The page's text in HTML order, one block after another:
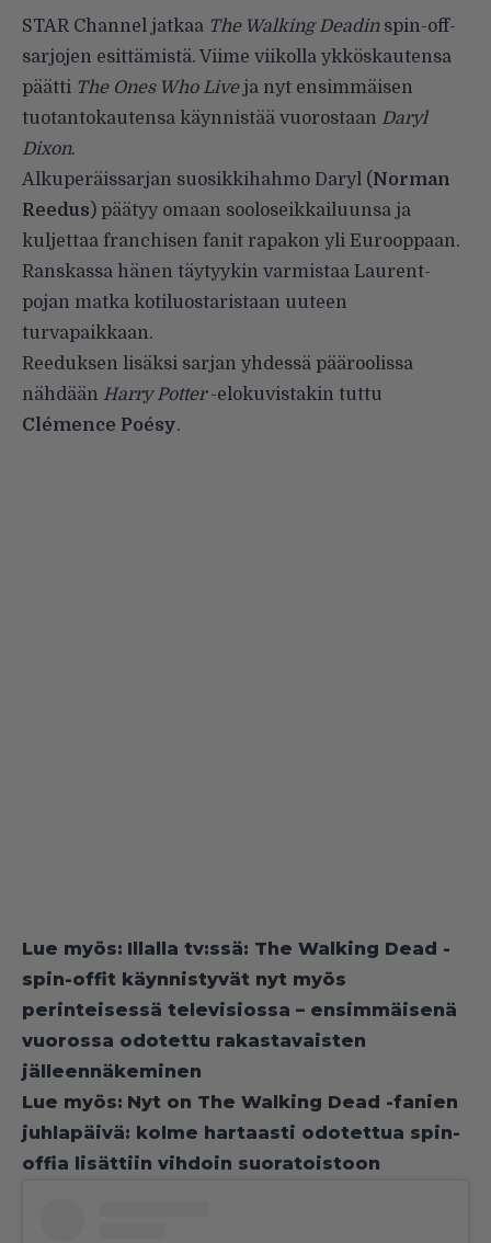
STAR Channel jatkaa The Walking Deadin spin-off-
sarjojen esittämistä. Viime viikolla ykköskautensa
päätti The Ones Who Liveja nyt ensimmäisen
tuotantokautensa käynnistää vuorostaan Daryl
Dixon.
Alkuperäissarjan suosikkihahmo Daryl (Norman
Reedus) päätyy omaan sooloseikkailuunsa ja
kuljettaa franchisen fanit rapakon yli Eurooppaan.
Ranskassa hänen täytyykin varmistaa Laurent-
pojan matka kotiluostaristaan uuteen
turvapaikkaan.
Reeduksen lisäksi sarjan yhdessä pääroolissa
nähdään Harry Potter-elokuvistakin tuttu
Clémence Poésy.
Lue myös: Illalla tv:ssä: The Walking Dead -
spin-offit käynnistyvät nyt myös
perinteisessä televisiossa – ensimmäisenä
vuorossa odotettu rakastavaisten
jälleennäkeminen
Lue myös: Nyt on The Walking Dead -fanien
juhlapäivä: kolme hartaasti odotettua spin-
offia lisättiin vihdoin suoratoistoon